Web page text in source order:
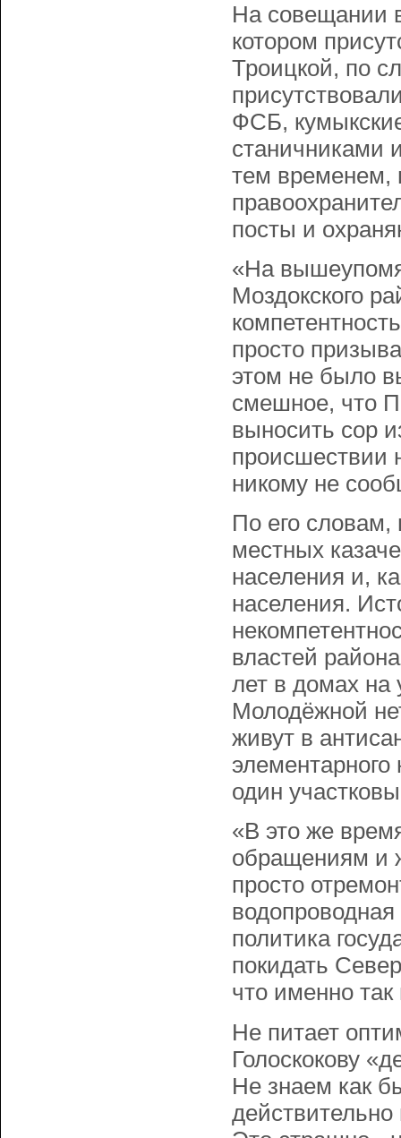
На совещании
котором
Троицкой, по
ФСБ,
станичниками
тем временем,
посты и
«На
Моздокского
просто
этом не было
смешное, что
выносить сор
происшествии
никому не
По его
местных
населения и,
населения.
властей
лет в домах на
Молодёжной
живут в
один
«В это же
обращениям и
просто
политика
покидать
что именно так
Не питает
Голоскокову
Не знаем как